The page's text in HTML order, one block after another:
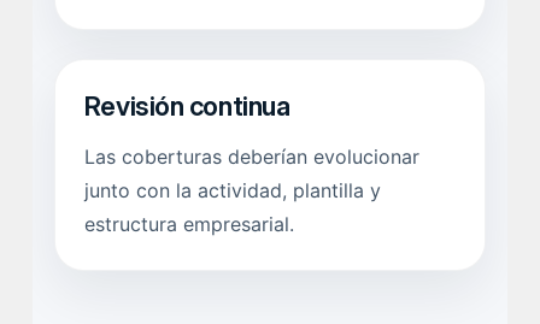
Revisión continua
Las coberturas deberían evolucionar
junto con la actividad, plantilla y
estructura empresarial.